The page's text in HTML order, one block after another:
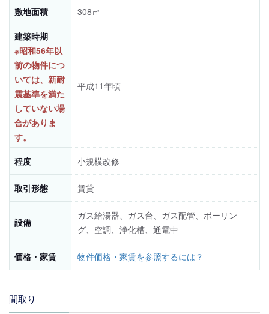
敷地面積 308㎡
建築時期
※昭和56年以
前の物件につ
いては、新耐
震基準を満た
していない場
合がありま
す。
平成11年頃
程度 小規模改修
取引形態 賃貸
設備
ガス給湯器、ガス台、ガス配管、ボーリン
グ、空調、浄化槽、通電中
価格・家賃 物件価格・家賃を参照するには？
間取り